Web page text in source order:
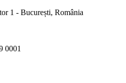
1 - București, România
0001